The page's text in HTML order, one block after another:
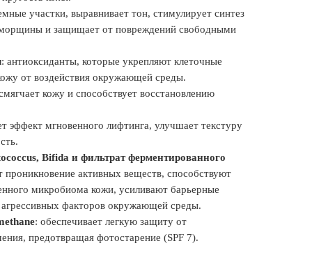
участки, выравнивает тон, стимулирует синтез
морщины и защищает от повреждений свободными
: антиоксиданты, которые укрепляют клеточные
от воздействия окружающей среды.
кожу и способствует восстановлению
эффект мгновенного лифтинга, улучшает текстуру
Bifida и фильтрат ферментированного
проникновение активных веществ, способствуют
микробиома кожи, усиливают барьерные
факторов окружающей среды.
: обеспечивает легкую защиту от
предотвращая фотостарение (SPF 7).